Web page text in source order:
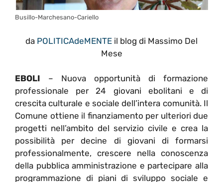
Busillo-Marchesano-Cariello
da POLITICAdeMENTE il blog di Massimo Del
Mese
EBOLI – Nuova opportunità di formazione
professionale per 24 giovani ebolitani e di
crescita culturale e sociale dell’intera comunità. Il
Comune ottiene il finanziamento per ulteriori due
progetti nell’ambito del servizio civile e crea la
possibilità per decine di giovani di formarsi
professionalmente, crescere nella conoscenza
della pubblica amministrazione e partecipare alla
programmazione di piani di sviluppo sociale e